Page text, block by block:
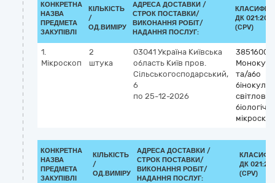
КОНКРЕТНА
НАЗВА
ПРЕДМЕТА
ЗАКУПІВЛІ
КІЛЬКІСТЬ
/
ОД.ВИМІРУ
АДРЕСА ДОСТАВКИ /
СТРОК ПОСТАВКИ/
ВИКОНАННЯ РОБІТ/
НАДАННЯ ПОСЛУГ:
ДК 021:2015
(CPV)
1.
Мікроскоп
2
штука
03041 Україна Київська
область Київ пров.
Сільськогосподарський,
6
по 25-12-2026
та/або
світлові
біологічні
КОНКРЕТНА
НАЗВА
ПРЕДМЕТА
ЗАКУПІВЛІ
КІЛЬКІСТЬ
/
ОД.ВИМІРУ
АДРЕСА ДОСТАВКИ /
СТРОК ПОСТАВКИ/
ВИКОНАННЯ РОБІТ/
НАДАННЯ ПОСЛУГ:
ДК
(CPV)